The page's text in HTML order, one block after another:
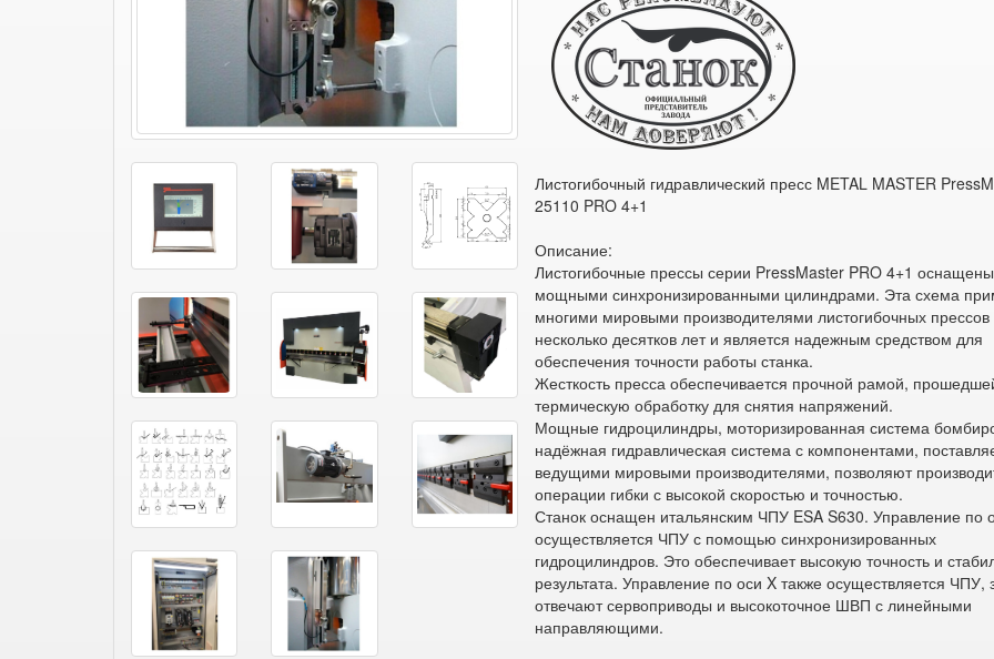
Листогибочный гидравлический пресс METAL MASTER
25110 PRO 4+1
Описание:
Листогибочные прессы серии PressMaster PRO 4+1 оснащены
мощными синхронизированными цилиндрами. Эта схема
многими мировыми производителями листогибочных
несколько десятков лет и является надежным средством для
обеспечения точности работы станка.
Жесткость пресса обеспечивается прочной рамой,
термическую обработку для снятия напряжений.
Мощные гидроцилиндры, моторизированная система
надёжная гидравлическая система с компонентами,
ведущими мировыми производителями, позволяют
операции гибки с высокой скоростью и точностью.
Станок оснащен итальянским ЧПУ ESA S630. Управление по
осуществляется ЧПУ с помощью синхронизированных
гидроцилиндров. Это обеспечивает высокую точность и
результата. Управление по оси X также осуществляется ЧПУ,
отвечают сервоприводы и высокоточное ШВП с линейными
направляющими.